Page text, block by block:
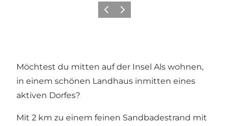
ZurückWeiter
Möchtest du mitten auf der Insel Als wohnen,
in einem schönen Landhaus inmitten eines
aktiven Dorfes?
Mit 2 km zu einem feinen Sandbadestrand mit